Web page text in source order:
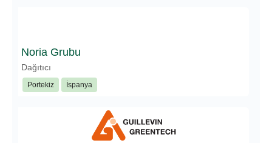
Noria Grubu
Dağıtıcı
Portekiz İspanya